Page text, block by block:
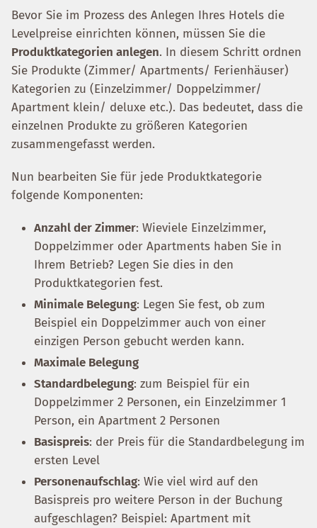
Bevor Sie im Prozess des Anlegen Ihres Hotels die
Levelpreise einrichten können, müssen Sie die
Produktkategorien anlegen. In diesem Schritt ordnen
Sie Produkte (Zimmer/ Apartments/ Ferienhäuser)
Kategorien zu (Einzelzimmer/ Doppelzimmer/
Apartment klein/ deluxe etc.). Das bedeutet, dass die
einzelnen Produkte zu größeren Kategorien
zusammengefasst werden.
Nun bearbeiten Sie für jede Produktkategorie
folgende Komponenten:
Anzahl der Zimmer: Wieviele Einzelzimmer,
Doppelzimmer oder Apartments haben Sie in
Ihrem Betrieb? Legen Sie dies in den
Produktkategorien fest.
Minimale Belegung: Legen Sie fest, ob zum
Beispiel ein Doppelzimmer auch von einer
einzigen Person gebucht werden kann.
Maximale Belegung
Standardbelegung: zum Beispiel für ein
Doppelzimmer 2 Personen, ein Einzelzimmer 1
Person, ein Apartment 2 Personen
Basispreis: der Preis für die Standardbelegung im
ersten Level
Personenaufschlag: Wie viel wird auf den
Basispreis pro weitere Person in der Buchung
aufgeschlagen? Beispiel: Apartment mit